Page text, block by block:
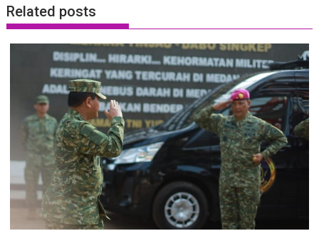
Related posts